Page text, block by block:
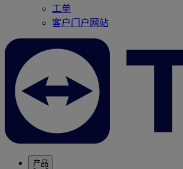
工单
客户门户网站
产品